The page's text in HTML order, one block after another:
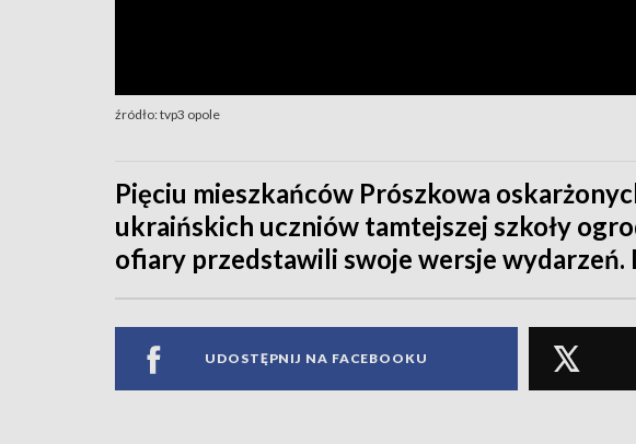
źródło: tvp3 opole
Pięciu mieszkańców Prószkowa
ukraińskich uczniów tamtejszej szkoły
ofiary przedstawili swoje wersje wydarzeń.
UDOSTĘPNIJ NA FACEBOOKU